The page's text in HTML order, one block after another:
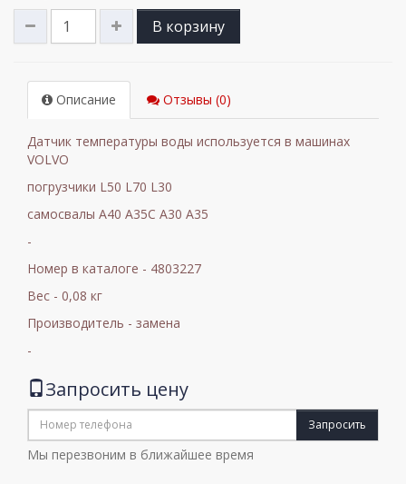
В корзину
Описание Отзывы (0)
Датчик температуры воды используется в машинах
VOLVO
погрузчики L50 L70 L30
самосвалы A40 A35C A30 A35
-
Номер в каталоге - 4803227
Вес - 0,08 кг
Производитель - замена
-
Запросить цену
Запросить
Мы перезвоним в ближайшее время